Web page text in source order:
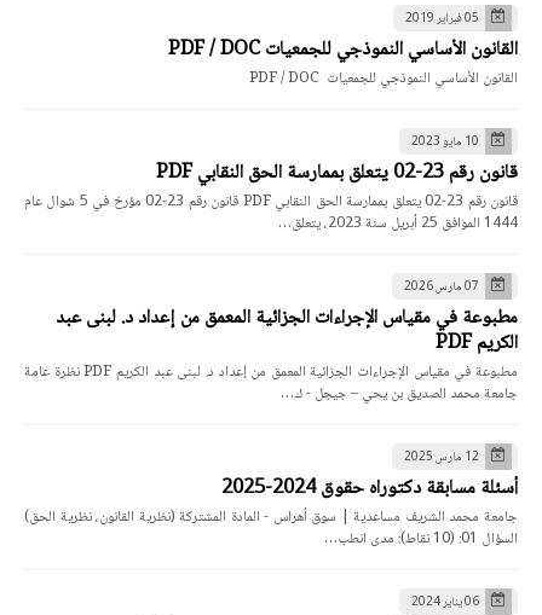
05 فبراير 2019
القانون الأساسي النموذجي للجمعيات PDF / DOC
القانون الأساسي النموذجي للجمعيات PDF / DOC
10 مايو 2023
قانون رقم 23-02 يتعلق بممارسة الحق النقابي PDF
قانون رقم 23-02 يتعلق بممارسة الحق النقابي PDF قانون رقم 23-02 مؤرخ في 5 شوال عام
1444 الموافق 25 أبريل سنة 2023، يتعلق…
07 مارس 2026
مطبوعة في مقياس الإجراءات الجزائية المعمق من إعداد د. لبنى عبد
الكريم PDF
مطبوعة في مقياس الإجراءات الجزائية المعمق من إعداد د. لبنى عبد الكريم PDF نظرة عامة
جامعة محمد الصديق بن يحي – جيجل - ك…
12 مارس 2025
أسئلة مسابقة دكتوراه حقوق 2024-2025
جامعة محمد الشريف مساعدية | سوق أهراس - المادة المشتركة (نظرية القانون، نظرية الحق)
السؤال 01: (10 نقاط): مدى انطب…
06 يناير 2024